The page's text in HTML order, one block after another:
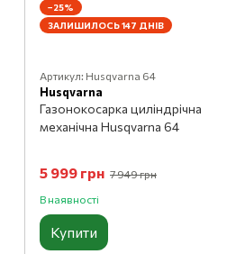
−25%
ЗАЛИШИЛОСЬ 147 ДНІВ
Артикул: Husqvarna 64
Husqvarna
Газонокосарка циліндрічна
механічна Husqvarna 64
5 999 грн 7 949 грн
В наявності
Купити